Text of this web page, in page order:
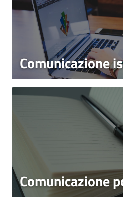
Comunicazione
Comunicazione